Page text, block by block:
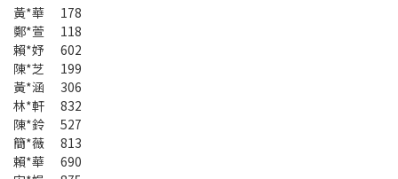
黃*華 178
鄭*萱 118
賴*妤 602
陳*芝 199
黃*涵 306
林*軒 832
陳*鈴 527
簡*薇 813
賴*華 690